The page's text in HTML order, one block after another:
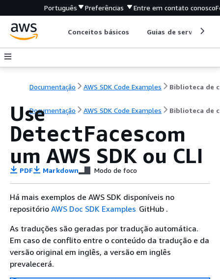
Português Preferências Entre em contato conosco
Conceitos básicos Guias de serviço
Documentação AWS SDK Code Examples
Documentação AWS SDK Code Examples Biblioteca de
Use
DetectFacescom
um AWS SDK ou CLI
PDF Markdown Modo de foco
Há mais exemplos de AWS SDK disponíveis no
repositório AWS Doc SDK Examples GitHub .
As traduções são geradas por tradução automática.
Em caso de conflito entre o conteúdo da tradução e da
versão original em inglês, a versão em inglês
prevalecerá.